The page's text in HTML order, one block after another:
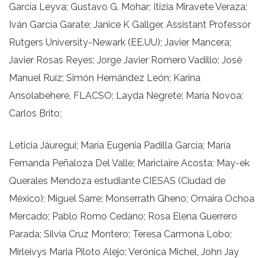
García Leyva; Gustavo G. Mohar; Itizia Miravete Veraza;
Iván García Garate; Janice K Gallger, Assistant Professor
Rutgers University-Newark (EE.UU); Javier Mancera;
Javier Rosas Reyes; Jorge Javier Romero Vadillo; José
Manuel Ruíz; Simón Hernández León; Karina
Ansolabehere, FLACSO; Layda Negrete; María Novoa;
Carlos Brito;
Leticia Jáuregui; María Eugenia Padilla García; María
Fernanda Peñaloza Del Valle; Mariclaire Acosta; May-ek
Querales Mendoza estudiante CIESAS (Ciudad de
México); Miguel Sarre; Monserrath Gheno; Omaira Ochoa
Mercado; Pablo Romo Cedano; Rosa Elena Guerrero
Parada; Silvia Cruz Montero; Teresa Carmona Lobo;
Mirleivys Maria Piloto Alejo; Verónica Michel, John Jay